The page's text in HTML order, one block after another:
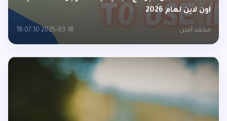
اون لاين لعام 2026
محمد أمين 2025-03-18 18:07:10